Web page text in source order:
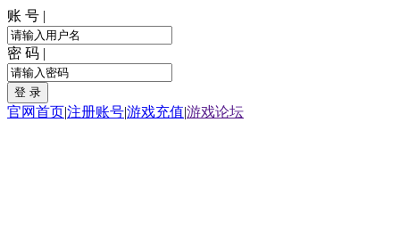
账 号 |
密 码 |
官网首页|注册账号|游戏充值|游戏论坛